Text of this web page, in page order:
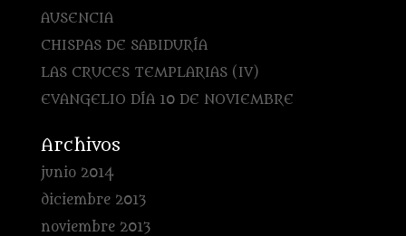
AUSENCIA
CHISPAS DE SABIDURÍA
LAS CRUCES TEMPLARIAS (IV)
EVANGELIO DÍA 10 DE NOVIEMBRE
Archivos
junio 2014
diciembre 2013
noviembre 2013